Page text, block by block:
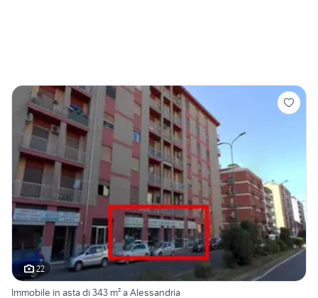
22
Immobile in asta di 343 m² a Alessandria